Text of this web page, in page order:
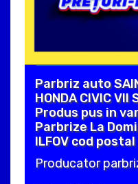
Parbriz auto
HONDA CIVIC
Produs pus in
Parbrize La
ILFOV cod
Producator